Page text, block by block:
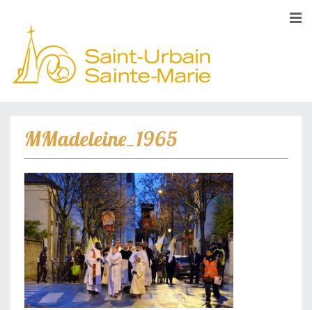
MMadeleine_1965